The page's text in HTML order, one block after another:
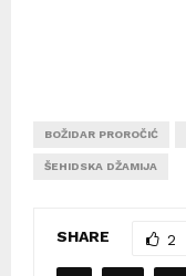
BOŽIDAR PROROČIĆ
ŠEHIDSKA DŽAMIJA
SHARE 2